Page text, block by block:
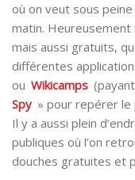
où on veut sous
matin. Heureusement
mais aussi gratuits,
différentes
ou Wikicamps
Spy » pour repérer le
Il y a aussi plein
publiques où l’on
douches gratuites et